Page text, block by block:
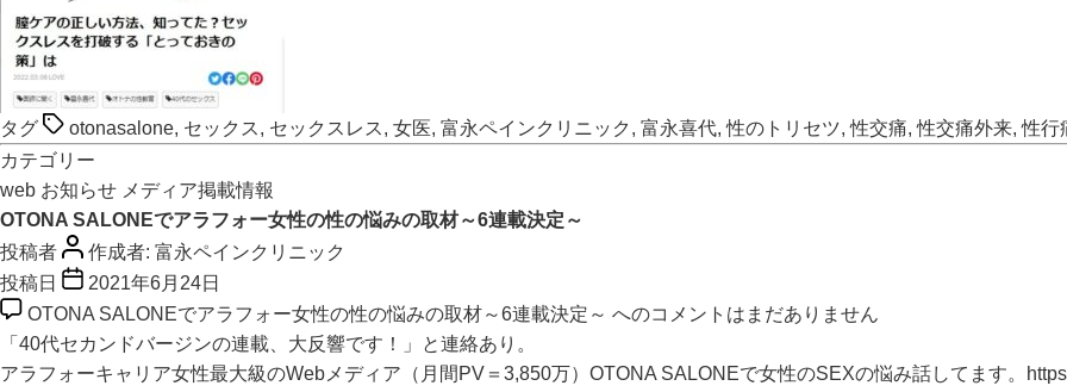
タグ otonasalone, セックス, セックスレス, 女医, 富永ペインクリニック , 富永喜代,性のトリセツ,性交痛,性交痛外来,性行
カテゴリー
web お知らせ メディア掲載情報
OTONA SALONEでアラフォー女性の性の悩みの取材～6連載決定～
投稿者
作成者: 富永ペインクリニック
投稿日
2021年6月24日
OTONA SALONEでアラフォー女性の性の悩みの取材～6連載決定～ へのコメントはまだありません
「40代セカンドバージンの連載、大反響です！」と連絡あり。
アラフォーキャリア女性最大級のWebメディア（月間PV＝3,850万）OTONA SALONEで女性のSEXの悩み話してます。